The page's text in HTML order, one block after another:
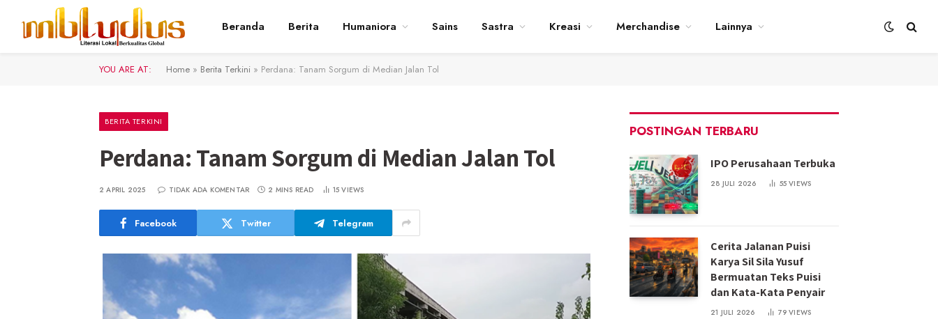
Beranda Berita Humaniora Sains Sastra Kreasi Merchandise Lainnya
YOU ARE AT: Home » Berita Terkini » Perdana: Tanam Sorgum di Median Jalan Tol
BERITA TERKINI
Perdana: Tanam Sorgum di Median Jalan Tol
2 APRIL 2025 TIDAK ADA KOMENTAR 2 MINS READ 15VIEWS
Facebook Twitter Telegram
POSTINGAN TERBARU
IPO Perusahaan Terbuka
28 JULI 2026 55VIEWS
Cerita Jalanan Puisi
Karya Sil Sila Yusuf
Bermuatan Teks Puisi
dan Kata-Kata Penyair
21 JULI 2026 79VIEWS